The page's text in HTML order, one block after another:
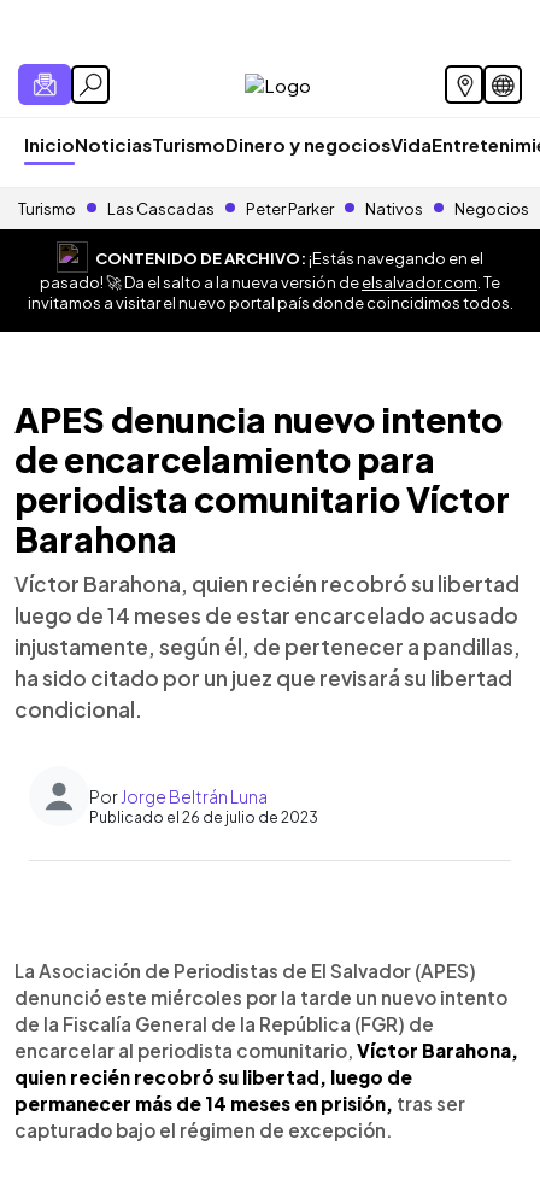
InicioNoticiasTurismoDinero y negociosVida
Turismo Las Cascadas Peter Parker Nativos Negocios
CONTENIDO DE ARCHIVO:¡Estás navegando en el
pasado! 🚀 Da el salto a la nueva versión deelsalvador.com . Te
invitamos a visitar el nuevo portal país donde coincidimos todos.
APES denuncia nuevo intento
de encarcelamiento para
periodista comunitario Víctor
Barahona
Víctor Barahona, quien recién recobró su libertad
luego de 14 meses de estar encarcelado acusado
injustamente, según él, de pertenecer a pandillas,
ha sido citado por un juez que revisará su libertad
condicional.
Por Jorge Beltrán Luna
Publicado el 26 de julio de 2023
► Escuchar artículo
La Asociación de Periodistas de El Salvador (APES)
denunció este miércoles por la tarde un nuevo intento
de la Fiscalía General de la República (FGR) de
encarcelar al periodista comunitario, Víctor Barahona,
quien recién recobró su libertad, luego de
permanecer más de 14 meses en prisión, tras ser
capturado bajo el régimen de excepción.